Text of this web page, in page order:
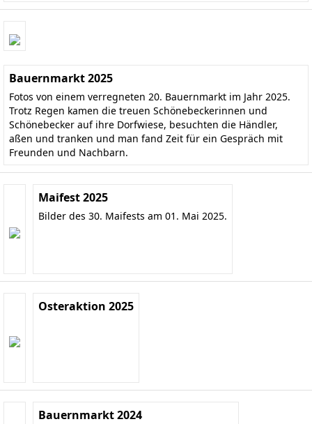
Bauernmarkt 2025
Fotos von einem verregneten 20. Bauernmarkt im Jahr 2025.
Trotz Regen kamen die treuen Schönebeckerinnen und
Schönebecker auf ihre Dorfwiese, besuchten die Händler,
aßen und tranken und man fand Zeit für ein Gespräch mit
Freunden und Nachbarn.
Maifest 2025
Bilder des 30. Maifests am 01. Mai 2025.
Osteraktion 2025
Bauernmarkt 2024